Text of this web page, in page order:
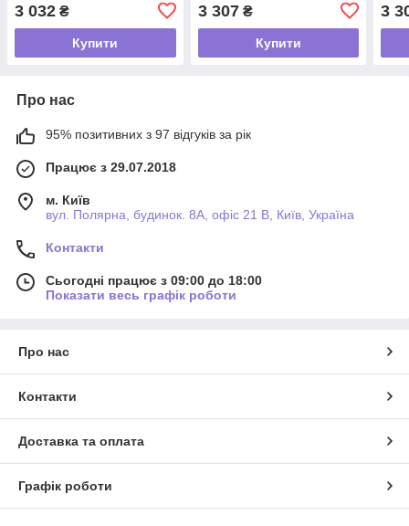
для тіла 100 мл)
3 032 ₴
Купити
3 307₴
Купити
мл,
3
Про нас
95% позитивних з 97 відгуків за рік
Працює з 29.07.2018
м. Київ
вул. Полярна, будинок. 8А, офіс 21 В, Київ, Україна
Контакти
Сьогодні працює з 09:00 до 18:00
Показати весь графік роботи
Про нас
Контакти
Доставка та оплата
Графік роботи